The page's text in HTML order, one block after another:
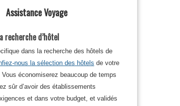
Assistance Voyage
recherche d’hôtel
dans la recherche des hôtels de
nous la sélection des hôtels de votre
économiserez beaucoup de temps
sûr d’avoir des établissements
et dans votre budget, et validés